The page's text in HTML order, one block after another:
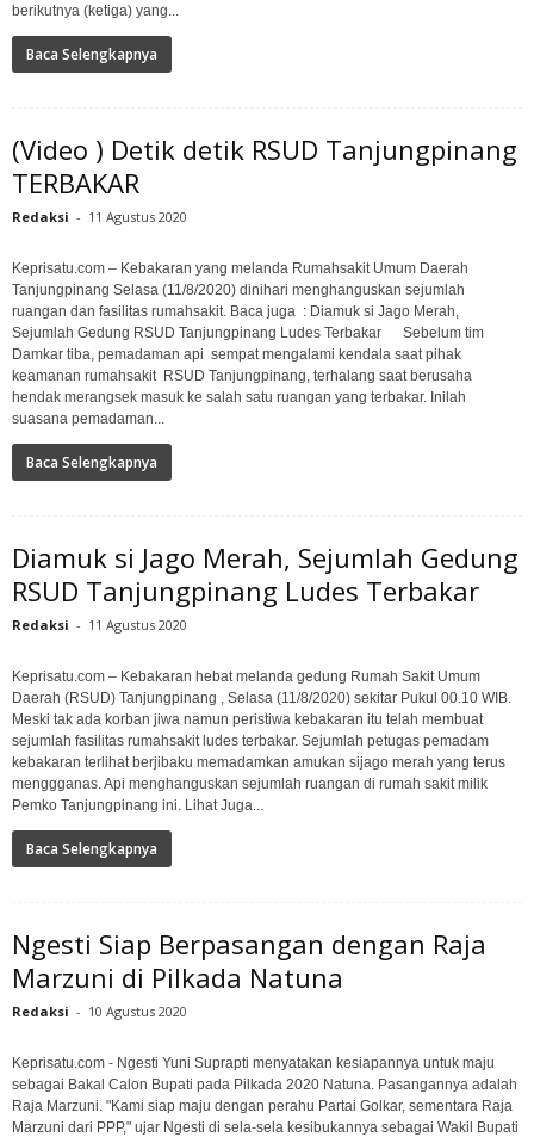
berikutnya (ketiga) yang...
Baca Selengkapnya
(Video ) Detik detik RSUD Tanjungpinang
TERBAKAR
Redaksi - 11 Agustus 2020
Keprisatu.com – Kebakaran yang melanda Rumahsakit Umum Daerah
Tanjungpinang Selasa (11/8/2020) dinihari menghanguskan sejumlah
ruangan dan fasilitas rumahsakit. Baca juga : Diamuk si Jago Merah,
Sejumlah Gedung RSUD Tanjungpinang Ludes Terbakar Sebelum tim
Damkar tiba, pemadaman api sempat mengalami kendala saat pihak
keamanan rumahsakit RSUD Tanjungpinang, terhalang saat berusaha
hendak merangsek masuk ke salah satu ruangan yang terbakar. Inilah
suasana pemadaman...
Baca Selengkapnya
Diamuk si Jago Merah, Sejumlah Gedung
RSUD Tanjungpinang Ludes Terbakar
Redaksi - 11 Agustus 2020
Keprisatu.com – Kebakaran hebat melanda gedung Rumah Sakit Umum
Daerah (RSUD) Tanjungpinang , Selasa (11/8/2020) sekitar Pukul 00.10 WIB.
Meski tak ada korban jiwa namun peristiwa kebakaran itu telah membuat
sejumlah fasilitas rumahsakit ludes terbakar. Sejumlah petugas pemadam
kebakaran terlihat berjibaku memadamkan amukan sijago merah yang terus
menggganas. Api menghanguskan sejumlah ruangan di rumah sakit milik
Pemko Tanjungpinang ini. Lihat Juga...
Baca Selengkapnya
Ngesti Siap Berpasangan dengan Raja
Marzuni di Pilkada Natuna
Redaksi - 10 Agustus 2020
Keprisatu.com - Ngesti Yuni Suprapti menyatakan kesiapannya untuk maju
sebagai Bakal Calon Bupati pada Pilkada 2020 Natuna. Pasangannya adalah
Raja Marzuni. "Kami siap maju dengan perahu Partai Golkar, sementara Raja
Marzuni dari PPP," ujar Ngesti di sela-sela kesibukannya sebagai Wakil Bupati